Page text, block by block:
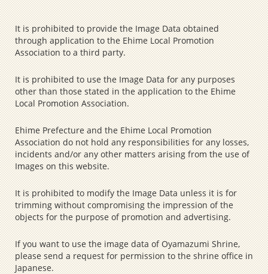
It is prohibited to provide the Image Data obtained
through application to the Ehime Local Promotion
Association to a third party.
It is prohibited to use the Image Data for any purposes
other than those stated in the application to the Ehime
Local Promotion Association.
Ehime Prefecture and the Ehime Local Promotion
Association do not hold any responsibilities for any losses,
incidents and/or any other matters arising from the use of
Images on this website.
It is prohibited to modify the Image Data unless it is for
trimming without compromising the impression of the
objects for the purpose of promotion and advertising.
If you want to use the image data of Oyamazumi Shrine,
please send a request for permission to the shrine office in
Japanese.